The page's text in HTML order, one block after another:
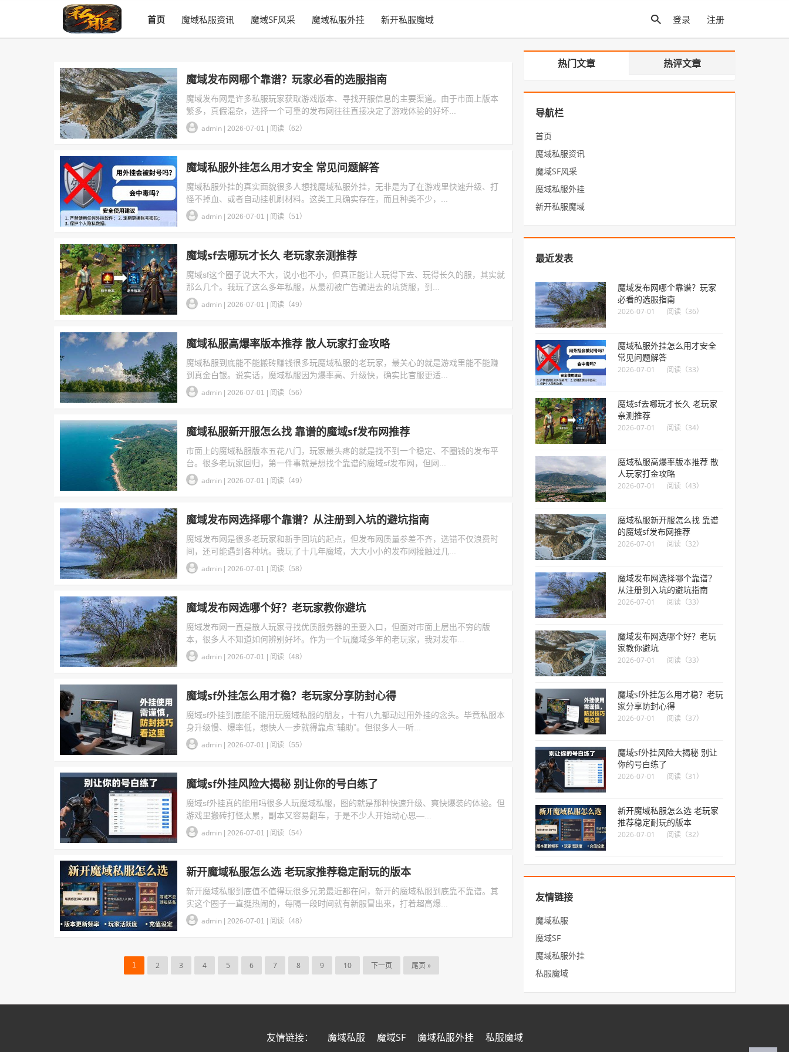
首页 魔域私服资讯 魔域SF风采 魔域私服外挂 新开私服魔域 登录 注册
魔域发布网哪个靠谱？玩家必看的选服指南
魔域发布网是许多私服玩家获取游戏版本、寻找开服信息的主要渠道。由于市面上版本
繁多，真假混杂，选择一个可靠的发布网往往直接决定了游戏体验的好坏...
admin 2026-07-01 阅读（62）
魔域私服外挂怎么用才安全 常见问题解答
魔域私服外挂的真实面貌很多人想找魔域私服外挂，无非是为了在游戏里快速升级、打
怪不掉血、或者自动挂机刷材料。这类工具确实存在，而且种类不少，...
admin 2026-07-01 阅读（51）
魔域sf去哪玩才长久 老玩家亲测推荐
魔域sf这个圈子说大不大，说小也不小，但真正能让人玩得下去、玩得长久的服，其实就
那么几个。我玩了这么多年私服，从最初被广告骗进去的坑货服，到...
admin 2026-07-01 阅读（49）
魔域私服高爆率版本推荐 散人玩家打金攻略
魔域私服到底能不能搬砖赚钱很多玩魔域私服的老玩家，最关心的就是游戏里能不能赚
到真金白银。说实话，魔域私服因为爆率高、升级快，确实比官服更适...
admin 2026-07-01 阅读（56）
魔域私服新开服怎么找 靠谱的魔域sf发布网推荐
市面上的魔域私服版本五花八门，玩家最头疼的就是找不到一个稳定、不圈钱的发布平
台。很多老玩家回归，第一件事就是想找个靠谱的魔域sf发布网，但网...
admin 2026-07-01 阅读（49）
魔域发布网选择哪个靠谱？从注册到入坑的避坑指南
魔域发布网是很多老玩家和新手回坑的起点，但发布网质量参差不齐，选错不仅浪费时
间，还可能遇到各种坑。我玩了十几年魔域，大大小小的发布网接触过几...
admin 2026-07-01 阅读（58）
魔域发布网选哪个好？老玩家教你避坑
魔域发布网一直是散人玩家寻找优质服务器的重要入口，但面对市面上层出不穷的版
本，很多人不知道如何辨别好坏。作为一个玩魔域多年的老玩家，我对发布...
admin 2026-07-01 阅读（48）
魔域sf外挂怎么用才稳？老玩家分享防封心得
魔域sf外挂到底能不能用玩魔域私服的朋友，十有八九都动过用外挂的念头。毕竟私服本
身升级慢、爆率低，想快人一步就得靠点“辅助”。但很多人一听...
admin 2026-07-01 阅读（55）
魔域sf外挂风险大揭秘 别让你的号白练了
魔域sf外挂真的能用吗很多人玩魔域私服，图的就是那种快速升级、爽快爆装的体验。但
游戏里搬砖打怪太累，副本又容易翻车，于是不少人开始动心思—...
admin 2026-07-01 阅读（54）
新开魔域私服怎么选 老玩家推荐稳定耐玩的版本
新开魔域私服到底值不值得玩很多兄弟最近都在问，新开的魔域私服到底靠不靠谱。其
实这个圈子一直挺热闹的，每隔一段时间就有新服冒出来，打着超高爆...
admin 2026-07-01 阅读（48）
1 2 3 4 5 6 7 8 9 10 下一页 尾页 »
热门文章 热评文章
导航栏
首页
魔域私服资讯
魔域SF风采
魔域私服外挂
新开私服魔域
最近发表
魔域发布网哪个靠谱？玩家
必看的选服指南
2026-07-01 阅读（36）
魔域私服外挂怎么用才安全
常见问题解答
2026-07-01 阅读（33）
魔域sf去哪玩才长久 老玩家
亲测推荐
2026-07-01 阅读（34）
魔域私服高爆率版本推荐 散
人玩家打金攻略
2026-07-01 阅读（43）
魔域私服新开服怎么找 靠谱
的魔域sf发布网推荐
2026-07-01 阅读（32）
魔域发布网选择哪个靠谱？
从注册到入坑的避坑指南
2026-07-01 阅读（33）
魔域发布网选哪个好？老玩
家教你避坑
2026-07-01 阅读（33）
魔域sf外挂怎么用才稳？老玩
家分享防封心得
2026-07-01 阅读（37）
魔域sf外挂风险大揭秘 别让
你的号白练了
2026-07-01 阅读（31）
新开魔域私服怎么选 老玩家
推荐稳定耐玩的版本
2026-07-01 阅读（32）
友情链接
魔域私服
魔域SF
魔域私服外挂
私服魔域
友情链接： 魔域私服 魔域SF 魔域私服外挂 私服魔域